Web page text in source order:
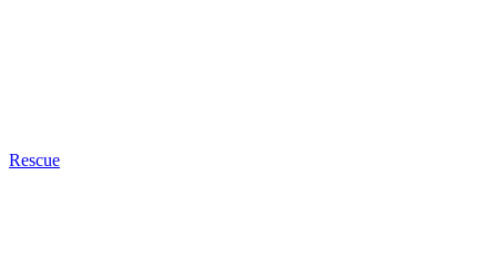
Rescue